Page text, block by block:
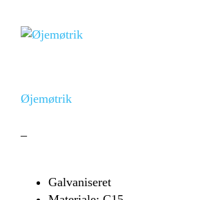
Øjemøtrik
–
Galvaniseret